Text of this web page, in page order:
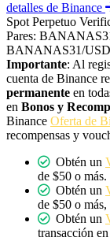
detalles de Binance
Spot Perpetuo
Pares:
BANANAS31/
Importante: Al
cuenta de Binance
permanente en
en Bonos y
Binance Oferta de
recompensas y
Obtén un
de $50 o más.
Obtén un
de $50 o
Obtén un
transacción